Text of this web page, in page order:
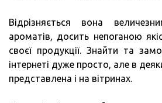
Відрізняється вона
ароматів, досить непоганою
своєї продукції. Знайти та
інтернеті дуже просто, але в
представлена і на вітринах.